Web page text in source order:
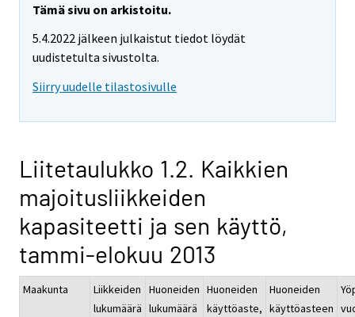
Tämä sivu on arkistoitu.
5.4.2022 jälkeen julkaistut tiedot löydät
uudistetulta sivustolta.
Siirry uudelle tilastosivulle
Liitetaulukko 1.2. Kaikkien
majoitusliikkeiden
kapasiteetti ja sen käyttö,
tammi-elokuu 2013
Maakunta
Liikkeiden
lukumäärä
Huoneiden
lukumäärä
Huoneiden
käyttöaste,
Huoneiden
käyttöasteen